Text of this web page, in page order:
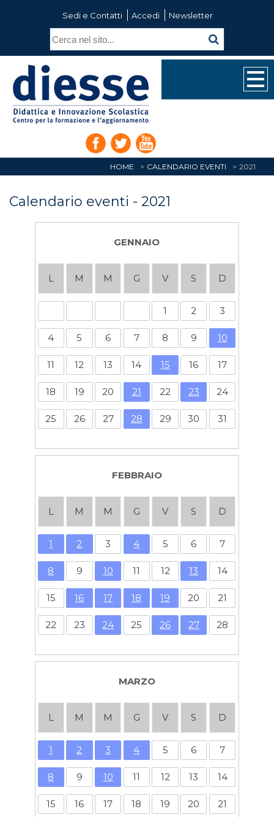
Sedi e Contatti Accedi Newsletter
HOME CALENDARIO EVENTI 2021
Calendario eventi - 2021
GENNAIO
L M M G V S D
1 2 3
4 5 6 7 8 9 10
11 12 13 14 15 16 17
18 19 20 21 22 23 24
25 26 27 28 29 30 31
FEBBRAIO
L M M G V S D
1 2 3 4 5 6 7
8 9 10 11 12 13 14
15 16 17 18 19 20 21
22 23 24 25 26 27 28
MARZO
L M M G V S D
1 2 3 4 5 6 7
8 9 10 11 12 13 14
15 16 17 18 19 20 21